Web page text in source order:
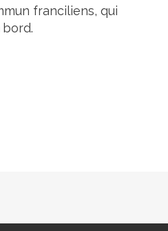
franciliens, qui